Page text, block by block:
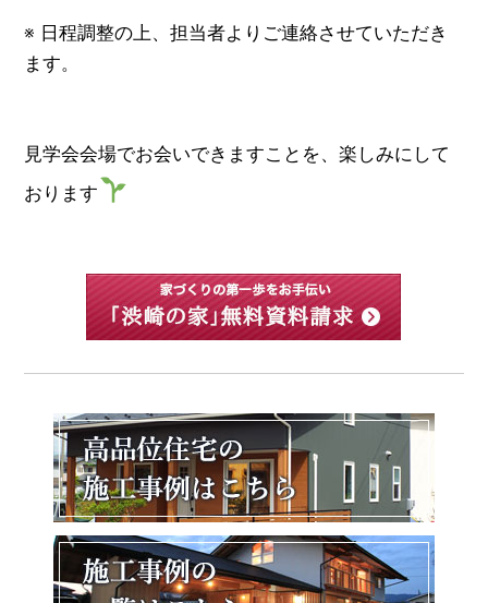
※ 日程調整の上、担当者よりご連絡させていただき
ます。
見学会会場でお会いできますことを、楽しみにして
おります